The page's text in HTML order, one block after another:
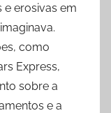
e erosivas em
como
Express,
sobre a
e a